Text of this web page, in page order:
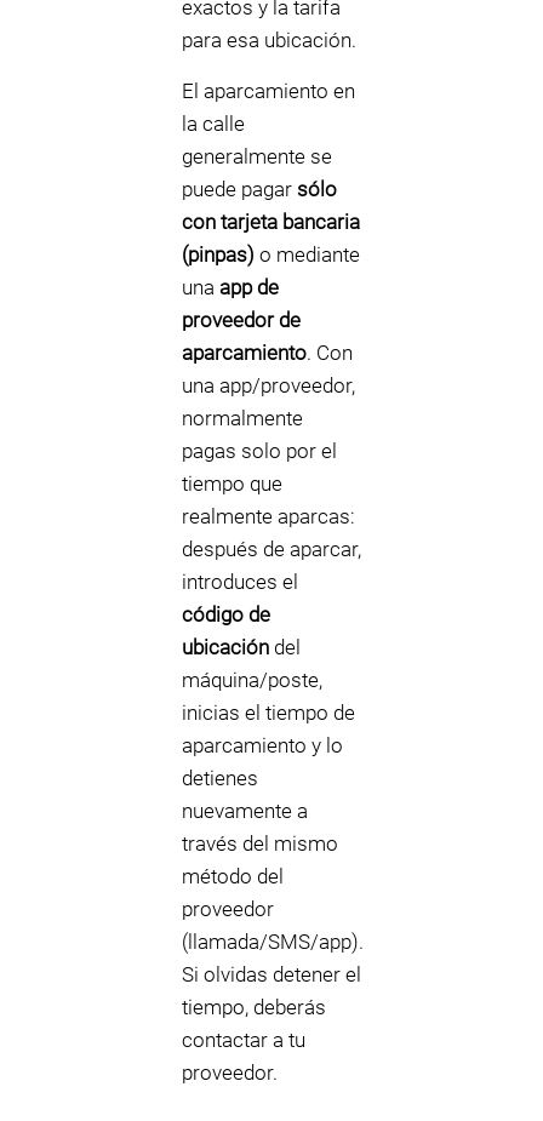
exactos y la tarifa
para esa ubicación.
El aparcamiento en
la calle
generalmente se
puede pagar sólo
con tarjeta bancaria
(pinpas) o mediante
una app de
proveedor de
aparcamiento. Con
una app/proveedor,
normalmente
pagas solo por el
tiempo que
realmente aparcas:
después de aparcar,
introduces el
código de
ubicación del
máquina/poste,
inicias el tiempo de
aparcamiento y lo
detienes
nuevamente a
través del mismo
método del
proveedor
(llamada/SMS/app).
Si olvidas detener el
tiempo, deberás
contactar a tu
proveedor.